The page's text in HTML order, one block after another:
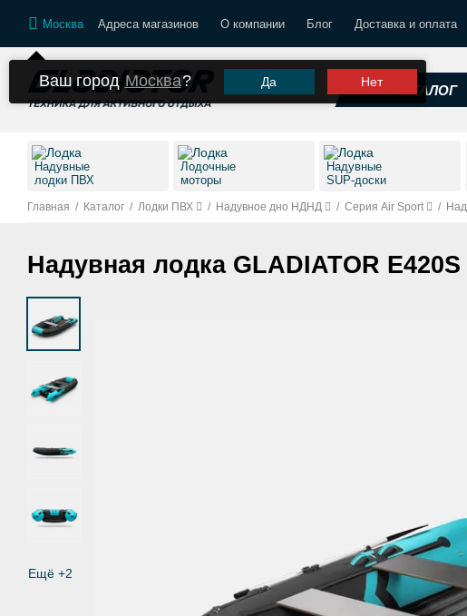
Москва Адреса магазинов О компании Блог Доставка и оплата
КАТАЛОГ
Ваш городМосква? Да Нет
Надувные
лодки ПВХ
Лодочные
моторы
Надувные
SUP-доски
Главная / Каталог / Лодки ПВХ / Надувное дно НДНД / Серия Air Sport /
Надувная лодка GLADIATOR
Ещё +2